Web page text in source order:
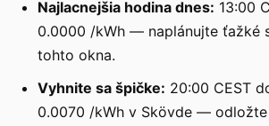
Najlacnejšia hodina dnes: 13:00
0.0000 /kWh — naplánujte ťažké
tohto okna.
Vyhnite sa špičke: 20:00 CEST
0.0070 /kWh v Skövde — odložte